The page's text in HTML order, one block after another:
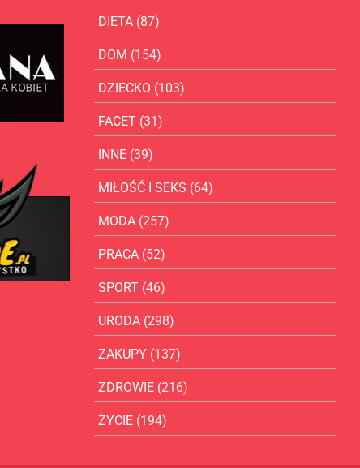
DIETA(87)
DOM (154)
DZIECKO (103)
FACET(31)
INNE(39)
MIŁOŚĆ I SEKS (64)
MODA(257)
PRACA(52)
SPORT(46)
URODA(298)
ZAKUPY(137)
ZDROWIE(216)
ŻYCIE(194)